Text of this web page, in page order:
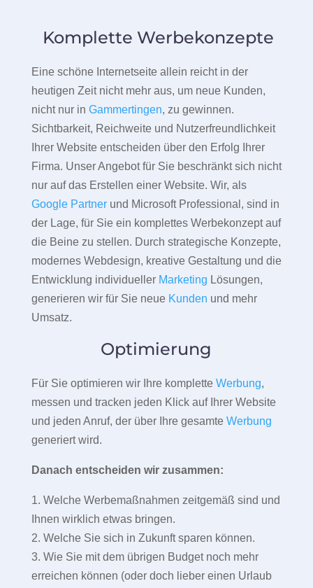
Komplette Werbekonzepte
Eine schöne Internetseite allein reicht in der
heutigen Zeit nicht mehr aus, um neue Kunden,
nicht nur in Gammertingen, zu gewinnen.
Sichtbarkeit, Reichweite und Nutzerfreundlichkeit
Ihrer Website entscheiden über den Erfolg Ihrer
Firma. Unser Angebot für Sie beschränkt sich nicht
nur auf das Erstellen einer Website. Wir, als
Google Partnerund Microsoft Professional, sind in
der Lage, für Sie ein komplettes Werbekonzept auf
die Beine zu stellen. Durch strategische Konzepte,
modernes Webdesign, kreative Gestaltung und die
Entwicklung individueller Marketing Lösungen,
generieren wir für Sie neue Kunden und mehr
Umsatz.
Optimierung
Für Sie optimieren wir Ihre komplette Werbung,
messen und tracken jeden Klick auf Ihrer Website
und jeden Anruf, der über Ihre gesamte Werbung
generiert wird.
Danach entscheiden wir zusammen:
1. Welche Werbemaßnahmen zeitgemäß sind und
Ihnen wirklich etwas bringen.
2. Welche Sie sich in Zukunft sparen können.
3. Wie Sie mit dem übrigen Budget noch mehr
erreichen können (oder doch lieber einen Urlaub